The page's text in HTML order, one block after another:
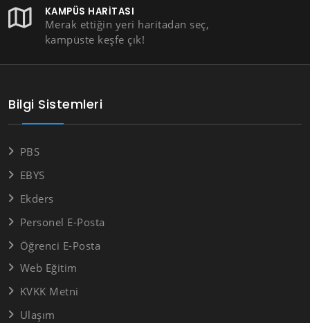
KAMPÜS HARITASI
Merak ettiğin yeri haritadan seç,
kampüste keşfe çık!
Bilgi Sistemleri
PBS
EBYS
Ekders
Personel E-Posta
Öğrenci E-Posta
Web Eğitim
KVKK Metni
Ulaşım